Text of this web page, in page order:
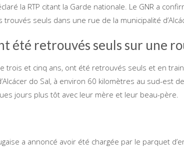
la RTP citant la Garde nationale. Le GNR a
seuls dans une rue de la municipalité
été retrouvés seuls sur une
trois et cinq ans, ont été retrouvés seuls et en
do Sal, à environ 60 kilomètres au sud-est
jours plus tôt avec leur mère et leur beau-père.
a annoncé avoir été chargée par le parquet